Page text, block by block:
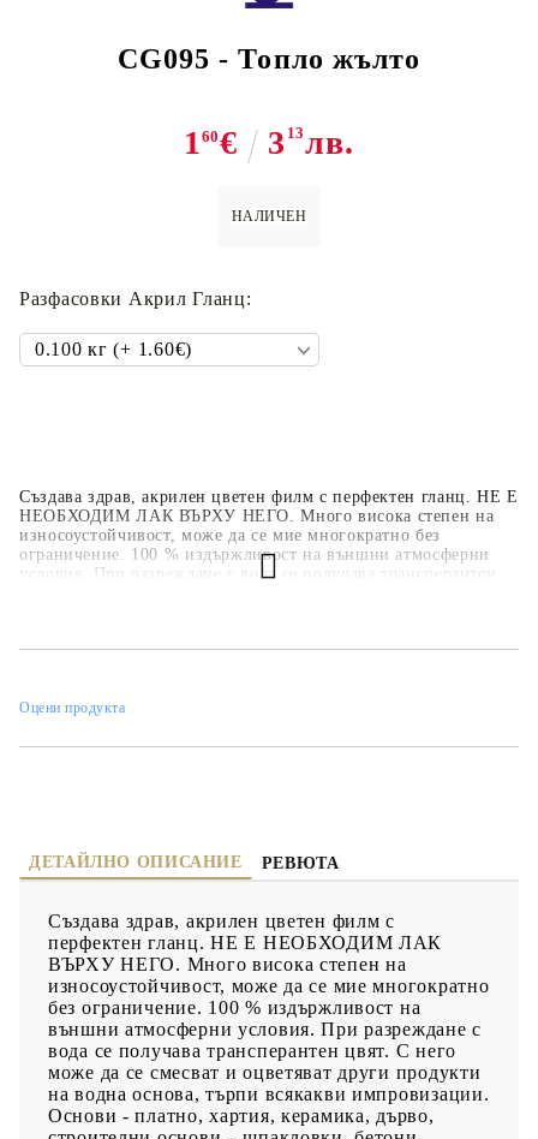
CG095 - Топло жълто
160€ 3 13лв.
НАЛИЧЕН
Създава здрав, акрилен цветен филм с перфектен гланц. НЕ Е
НЕОБХОДИМ ЛАК ВЪРХУ НЕГО. Много висока степен на
износоустойчивост, може да се мие многократно без
ограничение. 100 % издържливост на външни атмосферни
условия. При разреждане с вода се получава трансперантен
шпакловки, бетони, мазилки и други. Нанасяне: с четка,
Разфасoвки Акрил Гланц:
Оцени продукта
ДЕТАЙЛНО ОПИСАНИЕ РЕВЮТА
Създава здрав, акрилен цветен филм с
перфектен гланц. НЕ Е НЕОБХОДИМ ЛАК
ВЪРХУ НЕГО. Много висока степен на
износоустойчивост, може да се мие многократно
без ограничение. 100 % издържливост на
външни атмосферни условия. При разреждане с
вода се получава трансперантен цвят. С него
може да се смесват и оцветяват други продукти
на водна основа, търпи всякакви импровизации.
Основи - платно, хартия, керамика, дърво,